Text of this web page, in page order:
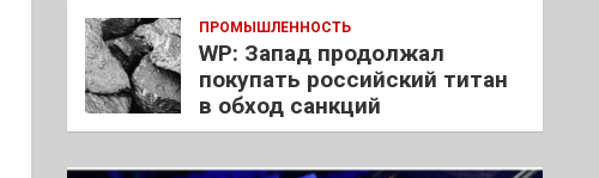
ПРОМЫШЛЕННОСТЬ
WP: Запад продолжал
покупать российский титан
в обход санкций